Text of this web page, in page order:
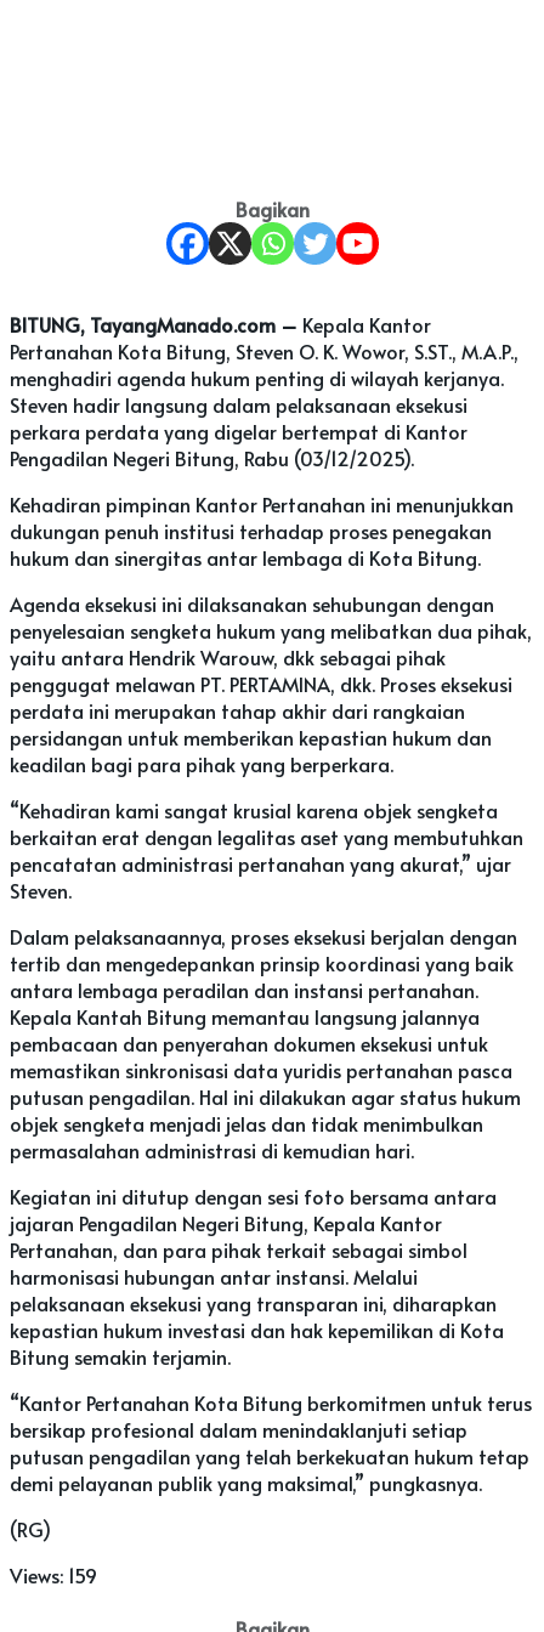
Bagikan
BITUNG, TayangManado.com – Kepala Kantor
Pertanahan Kota Bitung, Steven O. K. Wowor, S.ST., M.A.P.,
menghadiri agenda hukum penting di wilayah kerjanya.
Steven hadir langsung dalam pelaksanaan eksekusi
perkara perdata yang digelar bertempat di Kantor
Pengadilan Negeri Bitung, Rabu (03/12/2025).
Kehadiran pimpinan Kantor Pertanahan ini menunjukkan
dukungan penuh institusi terhadap proses penegakan
hukum dan sinergitas antar lembaga di Kota Bitung.
Agenda eksekusi ini dilaksanakan sehubungan dengan
penyelesaian sengketa hukum yang melibatkan dua pihak,
yaitu antara Hendrik Warouw, dkk sebagai pihak
penggugat melawan PT. PERTAMINA, dkk. Proses eksekusi
perdata ini merupakan tahap akhir dari rangkaian
persidangan untuk memberikan kepastian hukum dan
keadilan bagi para pihak yang berperkara.
“Kehadiran kami sangat krusial karena objek sengketa
berkaitan erat dengan legalitas aset yang membutuhkan
pencatatan administrasi pertanahan yang akurat,” ujar
Steven.
Dalam pelaksanaannya, proses eksekusi berjalan dengan
tertib dan mengedepankan prinsip koordinasi yang baik
antara lembaga peradilan dan instansi pertanahan.
Kepala Kantah Bitung memantau langsung jalannya
pembacaan dan penyerahan dokumen eksekusi untuk
memastikan sinkronisasi data yuridis pertanahan pasca
putusan pengadilan. Hal ini dilakukan agar status hukum
objek sengketa menjadi jelas dan tidak menimbulkan
permasalahan administrasi di kemudian hari.
Kegiatan ini ditutup dengan sesi foto bersama antara
jajaran Pengadilan Negeri Bitung, Kepala Kantor
Pertanahan, dan para pihak terkait sebagai simbol
harmonisasi hubungan antar instansi. Melalui
pelaksanaan eksekusi yang transparan ini, diharapkan
kepastian hukum investasi dan hak kepemilikan di Kota
Bitung semakin terjamin.
“Kantor Pertanahan Kota Bitung berkomitmen untuk terus
bersikap profesional dalam menindaklanjuti setiap
putusan pengadilan yang telah berkekuatan hukum tetap
demi pelayanan publik yang maksimal,” pungkasnya.
(RG)
Views: 159